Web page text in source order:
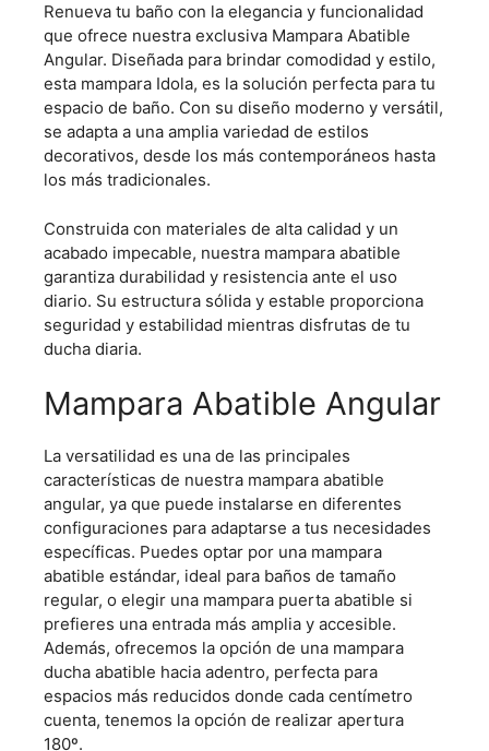
Renueva tu baño con la elegancia y funcionalidad
que ofrece nuestra exclusiva Mampara Abatible
Angular. Diseñada para brindar comodidad y estilo,
esta mampara Idola, es la solución perfecta para tu
espacio de baño. Con su diseño moderno y versátil,
se adapta a una amplia variedad de estilos
decorativos, desde los más contemporáneos hasta
los más tradicionales.
Construida con materiales de alta calidad y un
acabado impecable, nuestra mampara abatible
garantiza durabilidad y resistencia ante el uso
diario. Su estructura sólida y estable proporciona
seguridad y estabilidad mientras disfrutas de tu
ducha diaria.
Mampara Abatible Angular
La versatilidad es una de las principales
características de nuestra mampara abatible
angular, ya que puede instalarse en diferentes
configuraciones para adaptarse a tus necesidades
específicas. Puedes optar por una mampara
abatible estándar, ideal para baños de tamaño
regular, o elegir una mampara puerta abatible si
prefieres una entrada más amplia y accesible.
Además, ofrecemos la opción de una mampara
ducha abatible hacia adentro, perfecta para
espacios más reducidos donde cada centímetro
cuenta, tenemos la opción de realizar apertura
180º.